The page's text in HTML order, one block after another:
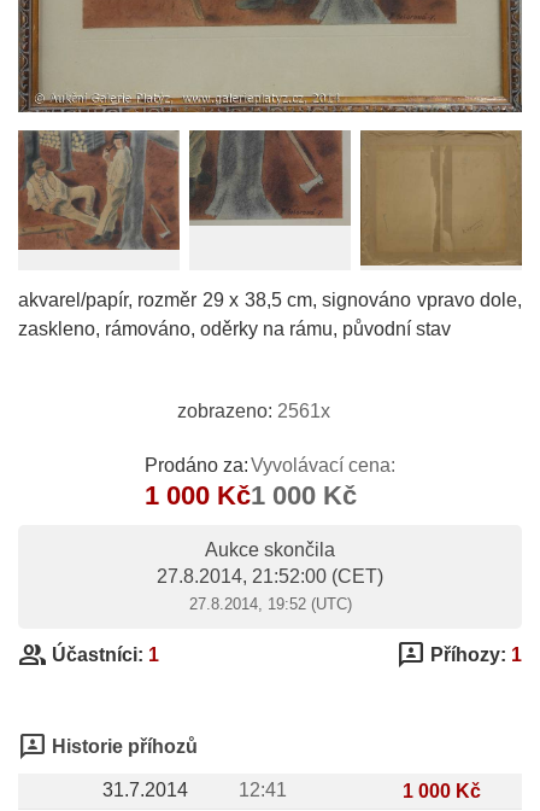
akvarel/papír, rozměr 29 x 38,5 cm, signováno vpravo dole,
zaskleno, rámováno, oděrky na rámu, původní stav
zobrazeno: 2561x
Prodáno za:
1 000 Kč
Vyvolávací cena:
1 000 Kč
Aukce skončila
27.8.2014, 21:52:00 (CET)
27.8.2014, 19:52 (UTC)
group Účastníci: 1 3p Příhozy: 1
3p Historie příhozů
31.7.2014 12:41 1 000 Kč